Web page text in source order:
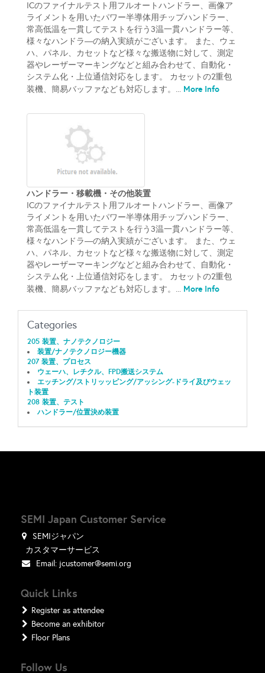
ICのファイナルテスト用フルオートハンドラー、画像ア
ライメントを用いたパワー半導体用チップハンドラー、
常高低温を一貫してテストを行う3温一貫ハンドラー等、
様々なハンドラ―の納入実績がございます。 また、ウェ
ハ、パネル、カセットなど様々な搬送物に対して、測定
器やレーザーマーキングなどと組み合わせて、自動化・
システム化・上位通信対応をします。 カセットの2重包
装機、簡易バッファなども対応します。... More Info
ハンドラー・移載機・その他装置
ICのファイナルテスト用フルオートハンドラー、画像ア
ライメントを用いたパワー半導体用チップハンドラー、
常高低温を一貫してテストを行う3温一貫ハンドラー等、
様々なハンドラ―の納入実績がございます。 また、ウェ
ハ、パネル、カセットなど様々な搬送物に対して、測定
器やレーザーマーキングなどと組み合わせて、自動化・
システム化・上位通信対応をします。 カセットの2重包
装機、簡易バッファなども対応します。... More Info
Categories
205 装置、ナノテクノロジー
装置/ナノテクノロジー機器
207 装置、プロセス
ウェーハ、レチクル、FPD搬送システム
エッチング/ストリッッピング/アッシング-ドライ及びウェッ
ト装置
208 装置、テスト
ハンドラー/位置決め装置
SEMI Japan Customer Service
SEMIジャパン
カスタマーサービス
Email: jcustomer@semi.org
Quick Links
Register as attendee
Become an exhibitor
Floor Plans
Follow Us